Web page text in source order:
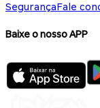
SegurançaFale
Baixe o nosso APP